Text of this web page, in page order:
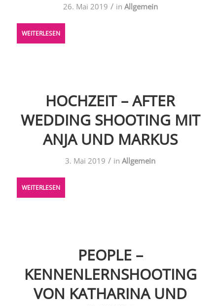
26. Mai 2019 / in Allgemein
WEITERLESEN
HOCHZEIT – AFTER
WEDDING SHOOTING MIT
ANJA UND MARKUS
3. Mai 2019 / inAllgemein
WEITERLESEN
PEOPLE –
KENNENLERNSHOOTING
VON KATHARINA UND